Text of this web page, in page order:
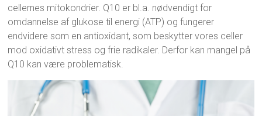
cellernes mitokondrier. Q10 er bl.a. nødvendigt for
omdannelse af glukose til energi (ATP) og fungerer
endvidere som en antioxidant, som beskytter vores celler
mod oxidativt stress og frie radikaler. Derfor kan mangel på
Q10 kan være problematisk.